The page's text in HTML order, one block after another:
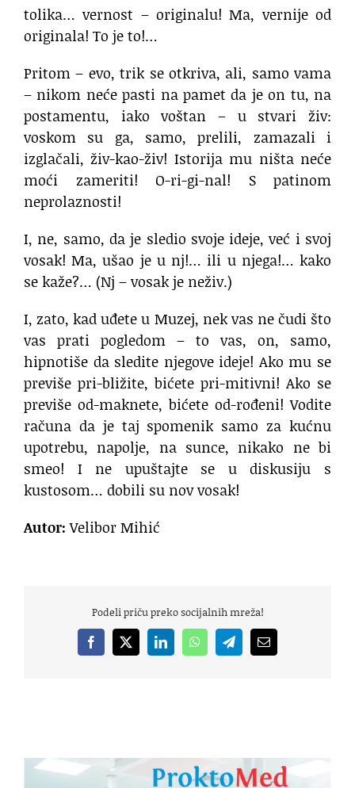
tolika… vernost – originalu! Ma, vernije od
originala! To je to!…
Pritom – evo, trik se otkriva, ali, samo vama
– nikom neće pasti na pamet da je on tu, na
postamentu, iako voštan – u stvari živ:
voskom su ga, samo, prelili, zamazali i
izglačali, živ-kao-živ! Istorija mu ništa neće
moći zameriti! O-ri-gi-nal! S patinom
neprolaznosti!
I, ne, samo, da je sledio svoje ideje, već i svoj
vosak! Ma, ušao je u nj!… ili u njega!… kako
se kaže?… (Nj – vosak je neživ.)
I, zato, kad uđete u Muzej, nek vas ne čudi što
vas prati pogledom – to vas, on, samo,
hipnotiše da sledite njegove ideje! Ako mu se
previše pri-bližite, bićete pri-mitivni! Ako se
previše od-maknete, bićete od-rođeni! Vodite
računa da je taj spomenik samo za kućnu
upotrebu, napolje, na sunce, nikako ne bi
smeo! I ne upuštajte se u diskusiju s
kustosom… dobili su nov vosak!
Autor:Velibor Mihić
Podeli priču preko socijalnih mreža!
Facebook
X LinkedInWhatsAppTelegramEmail